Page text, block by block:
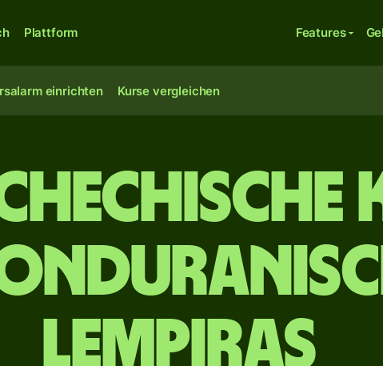
Plattform Features
einrichten Kurse vergleichen
Lempiras